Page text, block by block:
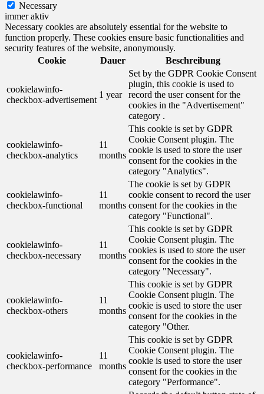
Necessary
immer aktiv
Necessary cookies are absolutely essential for the website to
function properly. These cookies ensure basic functionalities and
security features of the website, anonymously.
Cookie
Dauer Beschreibung
cookielawinfo-
checkbox-advertisement
1 year
Set by the GDPR Cookie Consent
plugin, this cookie is used to
record the user consent for the
cookies in the "Advertisement"
category .
cookielawinfo-
checkbox-analytics
11
months
This cookie is set by GDPR
Cookie Consent plugin. The
cookie is used to store the user
consent for the cookies in the
category "Analytics".
cookielawinfo-
checkbox-functional
11
months
The cookie is set by GDPR
cookie consent to record the user
consent for the cookies in the
category "Functional".
cookielawinfo-
checkbox-necessary
11
months
This cookie is set by GDPR
Cookie Consent plugin. The
cookies is used to store the user
consent for the cookies in the
category "Necessary".
cookielawinfo-
checkbox-others
11
months
This cookie is set by GDPR
Cookie Consent plugin. The
cookie is used to store the user
consent for the cookies in the
category "Other.
cookielawinfo-
checkbox-performance
11
months
This cookie is set by GDPR
Cookie Consent plugin. The
cookie is used to store the user
consent for the cookies in the
category "Performance".